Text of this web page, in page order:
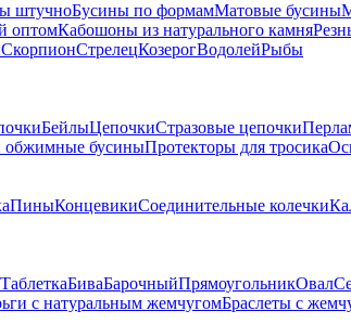
штучноБусины по формамМатовые бусины
оптомКабошоны из натурального камня
СкорпионСтрелецКозерогВодолейРыбы
БейлыЦепочкиСтразовые цепочки
бусиныПротекторы для тросика
ПиныКонцевикиСоединительные колечки
ТаблеткаБиваБарочныйПрямоугольникОвал
с натуральным жемчугомБраслеты с